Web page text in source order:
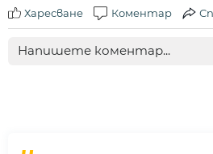
Харесване Коментар